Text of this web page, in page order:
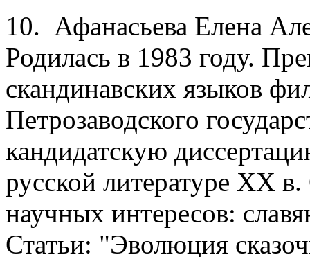
10. Афанасьева Елена
Родилась в 1983 году.
скандинавских языков
Петрозаводского
кандидатскую
русской литературе ХХ
научных интересов:
Статьи: "Эволюция